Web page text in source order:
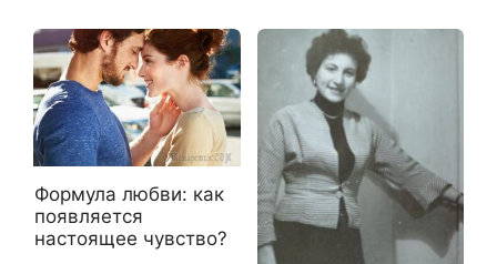
Формула любви: как
появляется
настоящее чувство?